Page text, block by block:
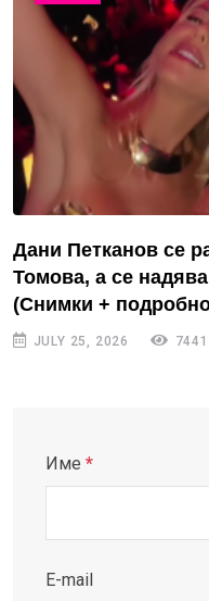
Дани Петканов се
Томова, а се
(Снимки +
JULY 25, 2026 7441
Име *
E-mail